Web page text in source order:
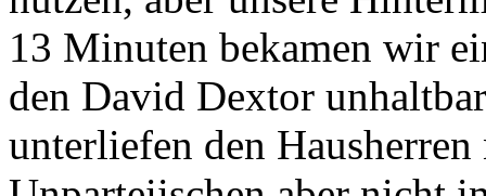
13 Minuten bekamen wir
den David Dextor
unterliefen den